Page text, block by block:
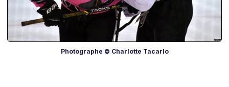
Photographe © Charlotte Tacarlo